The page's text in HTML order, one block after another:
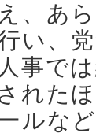
、あ
い、
事で
れた
ルな